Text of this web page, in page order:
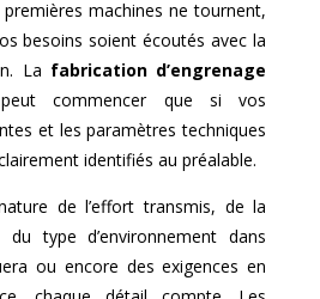
machines ne tournent,
besoins soient écoutés avec la
La fabrication d’engrenage
commencer que si vos
et les paramètres techniques
identifiés au préalable.
de l’effort transmis, de la
type d’environnement dans
ou encore des exigences en